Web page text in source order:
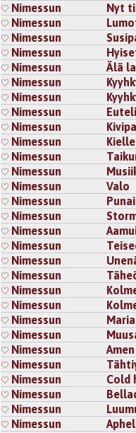
Nimessun
Nyt
Nimessun
Nimessun
Nimessun
Nimessun
Älä
Nimessun
Nimessun
Nimessun
Nimessun
Nimessun
Nimessun
Nimessun
Nimessun
Valo
Nimessun
Nimessun
Nimessun
Nimessun
Nimessun
Nimessun
Nimessun
Nimessun
Nimessun
Maria
Nimessun
Nimessun
Nimessun
Nimessun
Cold
Nimessun
Nimessun
Nimessun